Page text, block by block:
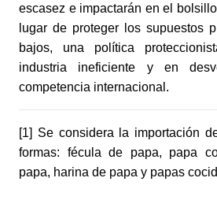
escasez e impactarán en el
lugar de proteger los supuestos
bajos, una política
industria ineficiente y en
competencia internacional.
[1] Se considera la importación
formas: fécula de papa, papa
papa, harina de papa y papas